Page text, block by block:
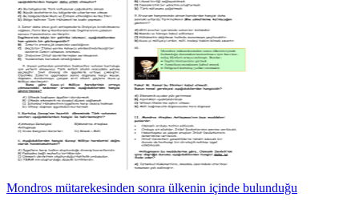
Mondros mütarekesinden sonra ülkenin içinde bulunduğu